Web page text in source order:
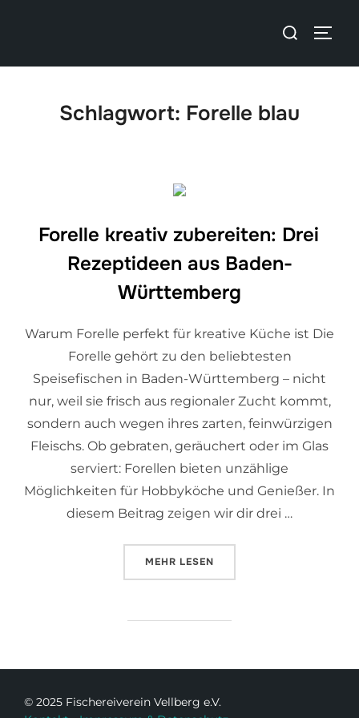
Schlagwort: Forelle blau
Forelle kreativ zubereiten: Drei
Rezeptideen aus Baden-
Württemberg
Warum Forelle perfekt für kreative Küche ist Die
Forelle gehört zu den beliebtesten
Speisefischen in Baden-Württemberg – nicht
nur, weil sie frisch aus regionaler Zucht kommt,
sondern auch wegen ihres zarten, feinwürzigen
Fleischs. Ob gebraten, geräuchert oder im Glas
serviert: Forellen bieten unzählige
Möglichkeiten für Hobbyköche und Genießer. In
diesem Beitrag zeigen wir dir drei …
MEHR LESEN
© 2025 Fischereiverein Vellberg e.V.